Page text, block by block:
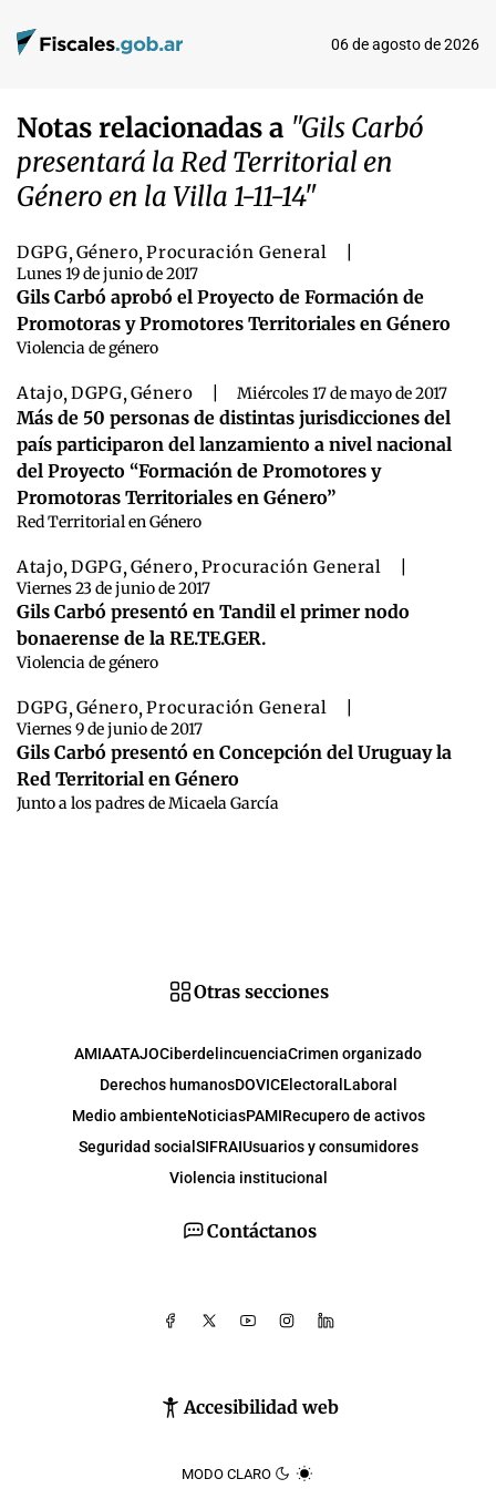
06 de agosto de 2026
Notas relacionadas a "Gils Carbó
presentará la Red Territorial en
Género en la Villa 1-11-14"
DGPG, Género, Procuración General
Lunes 19 de junio de 2017
Gils Carbó aprobó el Proyecto de Formación de
Promotoras y Promotores Territoriales en Género
Violencia de género
Atajo, DGPG, Género Miércoles 17 de mayo de 2017
Más de 50 personas de distintas jurisdicciones del
país participaron del lanzamiento a nivel nacional
del Proyecto “Formación de Promotores y
Promotoras Territoriales en Género”
Red Territorial en Género
Atajo, DGPG, Género, Procuración General
Viernes 23 de junio de 2017
Gils Carbó presentó en Tandil el primer nodo
bonaerense de la RE.TE.GER.
Violencia de género
DGPG, Género, Procuración General
Viernes 9 de junio de 2017
Gils Carbó presentó en Concepción del Uruguay la
Red Territorial en Género
Junto a los padres de Micaela García
Contáctanos
Accesibilidad web
MODO CLARO
Otras secciones
AMIAATAJOCiberdelincuenciaCrimen organizado
Derechos humanosDOVICElectoral Laboral
Medio ambienteNoticiasPAMIRecupero de activos
Seguridad social SIFRAIUsuarios y consumidores
Violencia institucional